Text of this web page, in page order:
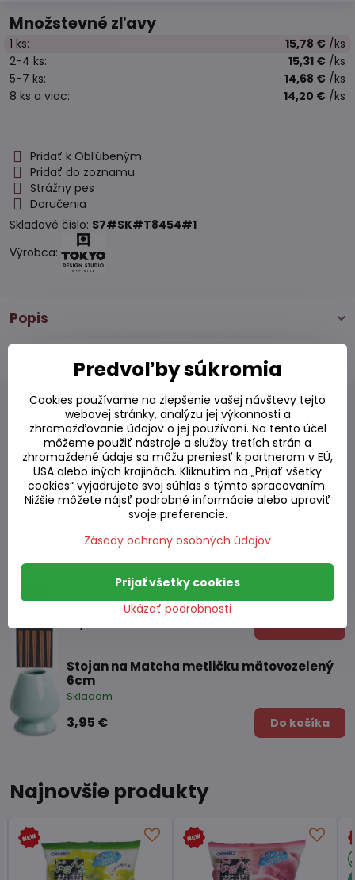
Množstevné zľavy
1 ks: 15,78 € /ks
2-4 ks: 15,31 € /ks
5-7 ks: 14,68 € /ks
8 ks a viac: 14,20 € /ks
Pridať k Obľúbeným
Pridať do zoznamu
Strážny pes
Doručenia
Skladové číslo: S7#SK#T8454#1
Výrobca:
Popis
0
Podobné produkty
Paličky čínske bambusové 100 párov
4,05 € Do košíka
Čínske paličky sada 5 párov petrol
Stojan na Matcha metličku mätovozelený
6cm
Skladom
3,95 € Do košíka
Najnovšie produkty
Predvoľby súkromia
Cookies používame na zlepšenie vašej návštevy tejto
webovej stránky, analýzu jej výkonnosti a
zhromažďovanie údajov o jej používaní. Na tento účel
môžeme použiť nástroje a služby tretích strán a
zhromaždené údaje sa môžu preniesť k partnerom v EÚ,
USA alebo iných krajinách. Kliknutím na „Prijať všetky
cookies“ vyjadrujete svoj súhlas s týmto spracovaním.
Nižšie môžete nájsť podrobné informácie alebo upraviť
svoje preferencie.
Zásady ochrany osobných údajov
Ukázať podrobnosti
Prijať všetky cookies